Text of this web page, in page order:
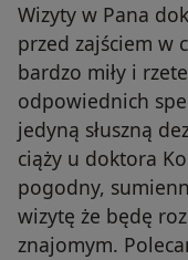
Wizyty w Pana
przed zajściem w
bardzo miły i
odpowiednich
jedyną słuszną
ciąży u doktora
pogodny,
wizytę że będę
znajomym.